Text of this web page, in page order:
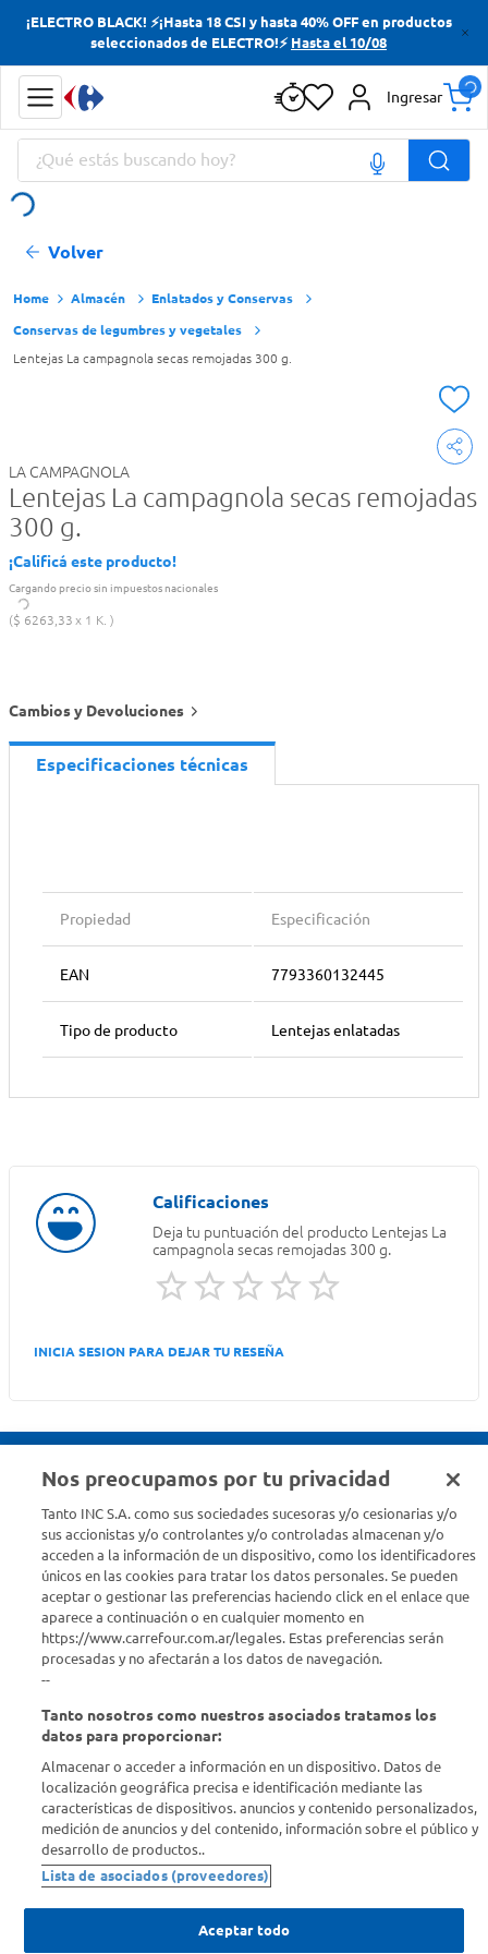
¡ELECTRO BLACK! ⚡¡Hasta 18 CSI y hasta 40% OFF en productos
seleccionados de ELECTRO!⚡ Hasta el 10/08
Ingresar
¿Qué estás buscando hoy?
Volver
Almacén
Enlatados y Conservas
Conservas de legumbres y vegetales
Lentejas La campagnola secas remojadas 300 g.
LA CAMPAGNOLA
Lentejas La campagnola secas remojadas
300 g.
¡Calificá este producto!
Cargando precio sin impuestos nacionales
$ 6263,33 1 K.
Cambios y Devoluciones
Especificaciones técnicas
Propiedad Especificación
EAN 7793360132445
Tipo de producto Lentejas enlatadas
Deja tu puntuación del producto Lentejas La
campagnola secas remojadas 300 g.
INICIA SESION PARA DEJAR TU RESEÑA
Estamos para ayudarte
¿Tenés una consulta? Comunicate con nosotros acá
Descubrí Carrefour
Conocenos
Info útil
Comprá Online
Nos preocupamos por tu privacidad
Tanto INC S.A. como sus sociedades sucesoras y/o cesionarias y/o
sus accionistas y/o controlantes y/o controladas almacenan y/o
acceden a la información de un dispositivo, como los identificadores
únicos en las cookies para tratar los datos personales. Se pueden
aceptar o gestionar las preferencias haciendo click en el enlace que
aparece a continuación o en cualquier momento en
https://www.carrefour.com.ar/legales. Estas preferencias serán
procesadas y no afectarán a los datos de navegación.
--
Tanto nosotros como nuestros asociados tratamos los
datos para proporcionar:
Almacenar o acceder a información en un dispositivo. Datos de
localización geográfica precisa e identificación mediante las
características de dispositivos. anuncios y contenido personalizados,
medición de anuncios y del contenido, información sobre el público y
desarrollo de productos..
Lista de asociados (proveedores)
Aceptar todo
Términos más buscados
Yerba
Cerveza
Doves
Jabon Tocador
Términos más buscados
Yerba
Cerveza
Doves
Jabon Tocador